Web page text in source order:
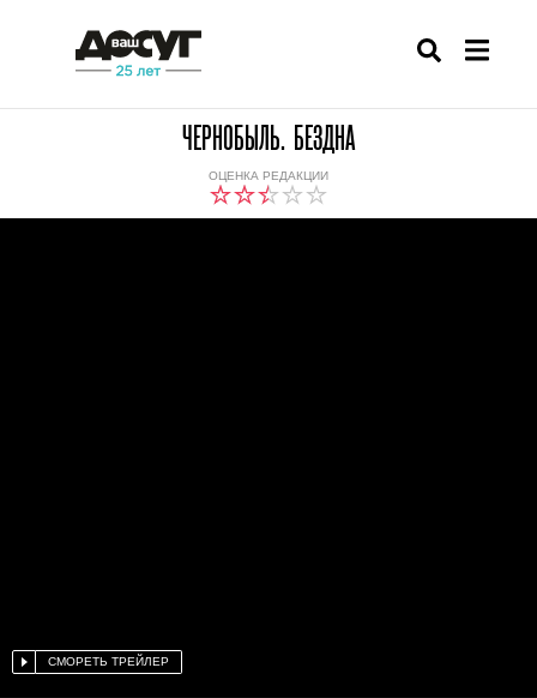
ЧЕРНОБЫЛЬ. БЕЗДНА
ОЦЕНКА РЕДАКЦИИ
СМОРЕТЬ ТРЕЙЛЕР